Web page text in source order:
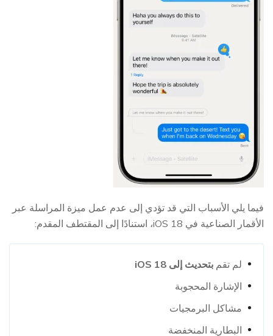
فيما يلي الأسباب التي قد تؤدي إلى عدم عمل ميزة المراسلة عبر
الأقمار الصناعية في iOS 18، استنادًا إلى المقتطف المقدم:
لم تقم بتحديث إلى iOS 18
الإشارة المحجوبة
مشاكل البرمجيات
البطارية المنخفضة